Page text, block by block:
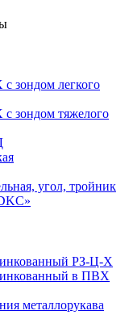
зондом легкого
зондом тяжелого
угол, тройник
РЗ-Ц-Х
в ПВХ
металлорукава